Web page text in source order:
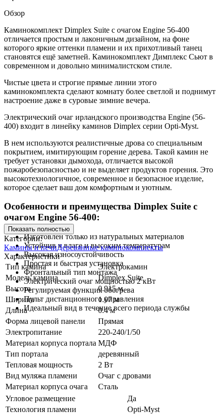
Обзор
Каминокомплект Dimplex Suite с очагом Engine 56-400
отличается простым и лаконичным дизайном, на фоне
которого яркие оттенки пламени и их прихотливый танец
становятся ещё заметней. Каминокомплект Димплекс Сьют в
современном и довольно минималистском стиле.
Чистые цвета и строгие прямые линии этого
каминокомплекта сделают комнату более светлой и поднимут
настроение даже в суровые зимние вечера.
Электрический очаг ирландского производства Engine (56-
400) входит в линейку каминов Dimplex серии Opti-Myst.
В нем используются реалистичные дрова со специальным
покрытием, имитирующим горение дерева. Такой камин не
требует установки дымохода, отличается высокой
пожаробезопасностью и не выделяет продуктов горения. Это
высокотехнологичное, современное и безопасное изделие,
которое сделает ваш дом комфортным и уютным.
Особенности и преимущества Dimplex Suite с
очагом Engine 56-400:
Изготовлен только из натуральных материалов
Устойчив к влаге и высоким температурам
Высокая износоустойчивость
Простая и быстрая установка
Фронтальный тип монтажа
Электрический очаг мощностью 2 кВт
Регулируемая функция обогрева
Пульт дистанционного управления
Идеальный вид в течение всего периода службы
Показать полностью
Категории:
Камины и печиДеревянные каминокомплекты
Характеристики
Тип камина
Электрокамин
Модель камина
Dimplex Suite
Высота
0.915 м
Ширина
1.07 м
Длина
0.4 м
Форма лицевой панели
Прямая
Электропитание
220-240/1/50
Материал корпуса портала МДФ
Тип портала
деревянный
Тепловая мощность
2 Вт
Вид муляжа пламени
Очаг с дровами
Материал корпуса очага
Сталь
Угловое размещение
Да
Технология пламени
Opti-Myst